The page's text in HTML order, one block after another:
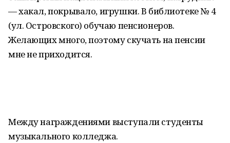
— хакал, покрывало, игрушки. В библиотеке № 4
(ул. Островского) обучаю пенсионеров.
Желающих много, поэтому скучать на пенсии
мне не приходится.
Между награждениями выступали студенты
музыкального колледжа.